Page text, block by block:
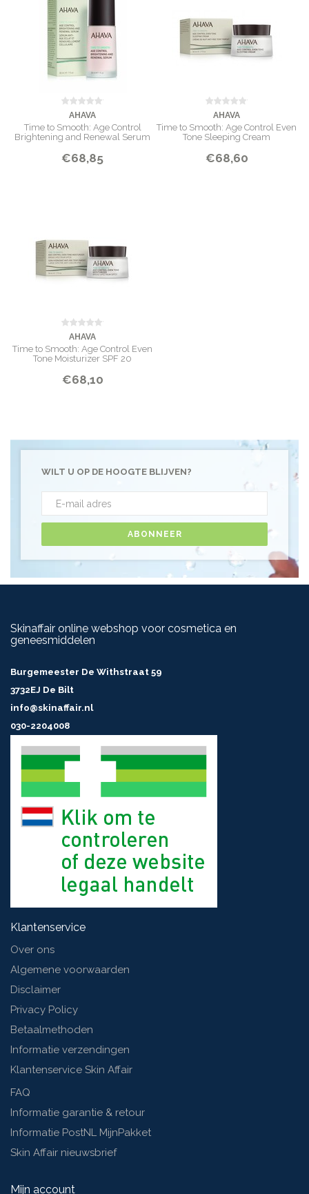
AHAVA
Time to Smooth: Age Control
Brightening and Renewal Serum
€68,85
AHAVA
Time to Smooth: Age Control Even
Tone Sleeping Cream
€68,60
AHAVA
Time to Smooth: Age Control Even
Tone Moisturizer SPF 20
€68,10
WILT U OP DE HOOGTE BLIJVEN?
ABONNEER
Skinaffair online webshop voor cosmetica en
geneesmiddelen
Burgemeester De Withstraat 59
3732EJ De Bilt
info@skinaffair.nl
030-2204008
Klantenservice
Over ons
Algemene voorwaarden
Disclaimer
Privacy Policy
Betaalmethoden
Informatie verzendingen
Klantenservice Skin Affair
FAQ
Informatie garantie & retour
Informatie PostNL MijnPakket
Skin Affair nieuwsbrief
Mijn account